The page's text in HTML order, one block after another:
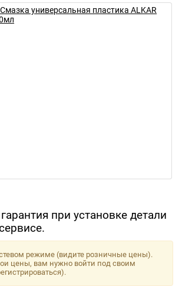
при установке детали
режиме (видите розничные цены).
цены, вам нужно войти под своим